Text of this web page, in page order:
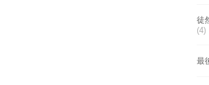
徒
(4)
最